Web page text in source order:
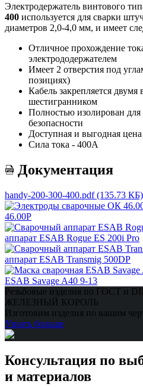
Электродержатель винтового
400 используется для сварки
диаметров 2,0-4,0 мм, и имеет
Отличное прохождение
электрододержателем
Имеет 2 отверстия под
позициях)
Кабель закрепляется
шестигранником
Полностью изолирован
безопасности
Доступная и выгодная
Сила тока - 400А
Документация
handy-200-300-400.pdf (135.73 КБ)
46.00Р
аппарат ESAB Rogue ES 200i Pro
аппарат ESAB Transmig 500DP
ESAB Savage A40 9-13
Резьбовые изделия по ГОСТ и
ЖЕЛЕЗНЫЙ КОРОЛЬ
Изготовим изделия по вашим
Узнать больше
Консультация по
и материалов